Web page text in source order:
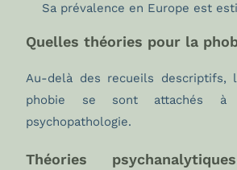
Sa prévalence en Europe est
Quelles théories pour la
Au-delà des recueils descriptifs,
phobie se sont attachés à
psychopathologie.
Théories